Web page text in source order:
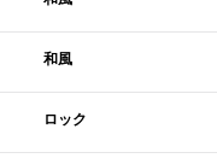
和風
ロック